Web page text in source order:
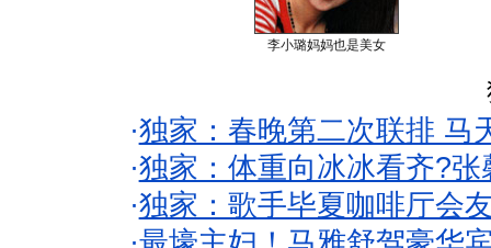
李小璐妈妈也是美女
·独家：春晚第二次联排 马
·独家：体重向冰冰看齐?
·独家：歌手毕夏咖啡厅会